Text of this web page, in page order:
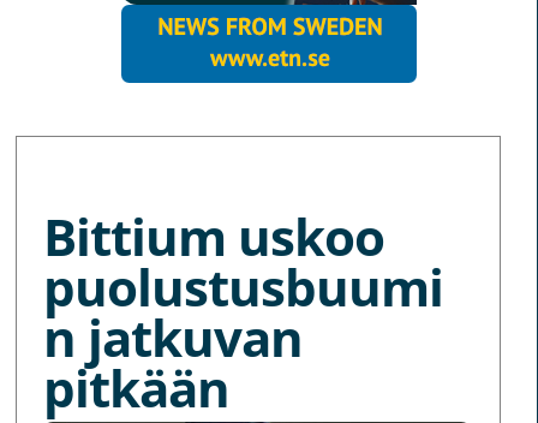
Bittium uskoo
puolustusbuumi
n jatkuvan
pitkään